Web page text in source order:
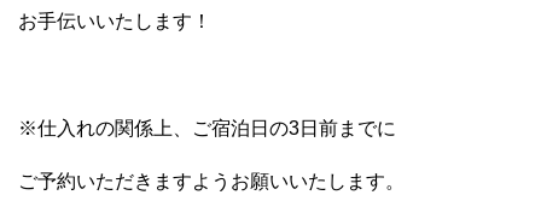
お手伝いいたします！
※仕入れの関係上、ご宿泊日の3日前までに
ご予約いただきますようお願いいたします。